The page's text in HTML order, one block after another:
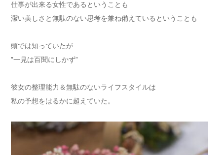
仕事が出来る女性であるということも
潔い美しさと無駄のない思考を兼ね備えているということも
頭では知っていたが
”一見は百聞にしかず”
彼女の整理能力＆無駄のないライフスタイルは
私の予想をはるかに超えていた。